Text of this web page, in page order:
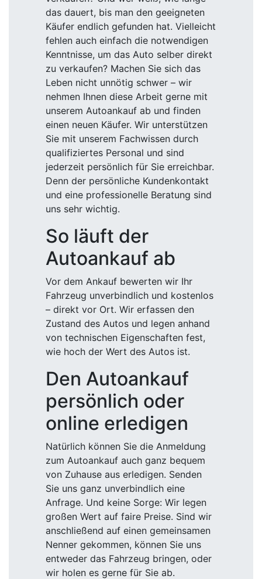
das dauert, bis man den geeigneten
Käufer endlich gefunden hat. Vielleicht
fehlen auch einfach die notwendigen
Kenntnisse, um das Auto selber direkt
zu verkaufen? Machen Sie sich das
Leben nicht unnötig schwer – wir
nehmen Ihnen diese Arbeit gerne mit
unserem Autoankauf ab und finden
einen neuen Käufer. Wir unterstützen
Sie mit unserem Fachwissen durch
qualifiziertes Personal und sind
jederzeit persönlich für Sie erreichbar.
Denn der persönliche Kundenkontakt
und eine professionelle Beratung sind
uns sehr wichtig.
So läuft der
Autoankauf ab
Vor dem Ankauf bewerten wir Ihr
Fahrzeug unverbindlich und kostenlos
– direkt vor Ort. Wir erfassen den
Zustand des Autos und legen anhand
von technischen Eigenschaften fest,
wie hoch der Wert des Autos ist.
Den Autoankauf
persönlich oder
online erledigen
Natürlich können Sie die Anmeldung
zum Autoankauf auch ganz bequem
von Zuhause aus erledigen. Senden
Sie uns ganz unverbindlich eine
Anfrage. Und keine Sorge: Wir legen
großen Wert auf faire Preise. Sind wir
anschließend auf einen gemeinsamen
Nenner gekommen, können Sie uns
entweder das Fahrzeug bringen, oder
wir holen es gerne für Sie ab.